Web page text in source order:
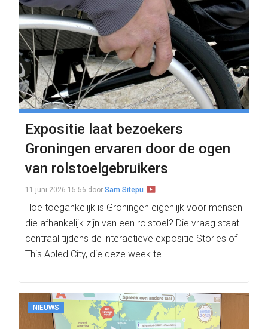
Expositie laat bezoekers
Groningen ervaren door de ogen
van rolstoelgebruikers
11 juni 2026 15:56 door Sam Sitepu
Hoe toegankelijk is Groningen eigenlijk voor mensen
die afhankelijk zijn van een rolstoel? Die vraag staat
centraal tijdens de interactieve expositie Stories of
This Abled City, die deze week te…
NIEUWS